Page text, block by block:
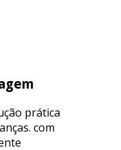
prática
com